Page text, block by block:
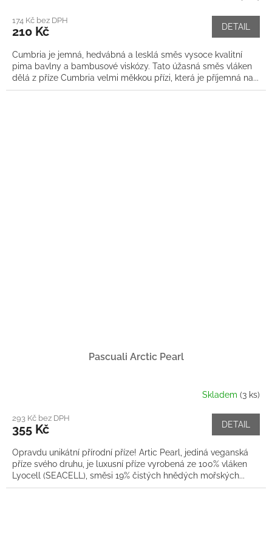
174 Kč bez DPH
210 Kč DETAIL
Cumbria je jemná, hedvábná a lesklá směs vysoce kvalitní
pima bavlny a bambusové viskózy. Tato úžasná směs vláken
dělá z příze Cumbria velmi měkkou přízi, která je příjemná na...
Pascuali Arctic Pearl
Skladem (3 ks)
293 Kč bez DPH
355 Kč DETAIL
Opravdu unikátní přírodní příze! Artic Pearl, jediná veganská
příze svého druhu, je luxusní příze vyrobená ze 100% vláken
Lyocell (SEACELL), směsi 19% čistých hnědých mořských...